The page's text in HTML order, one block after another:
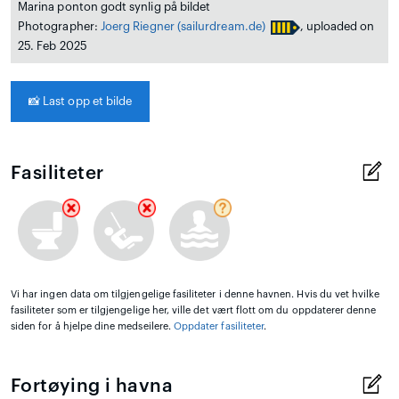
Marina ponton godt synlig på bildet
Photographer: Joerg Riegner (sailurdream.de)
, uploaded on
25. Feb 2025
📸 Last opp et bilde
Fasiliteter
Vi har ingen data om tilgjengelige fasiliteter i denne havnen. Hvis du vet hvilke
fasiliteter som er tilgjengelige her, ville det vært flott om du oppdaterer denne
siden for å hjelpe dine medseilere. Oppdater fasiliteter.
Fortøying i havna